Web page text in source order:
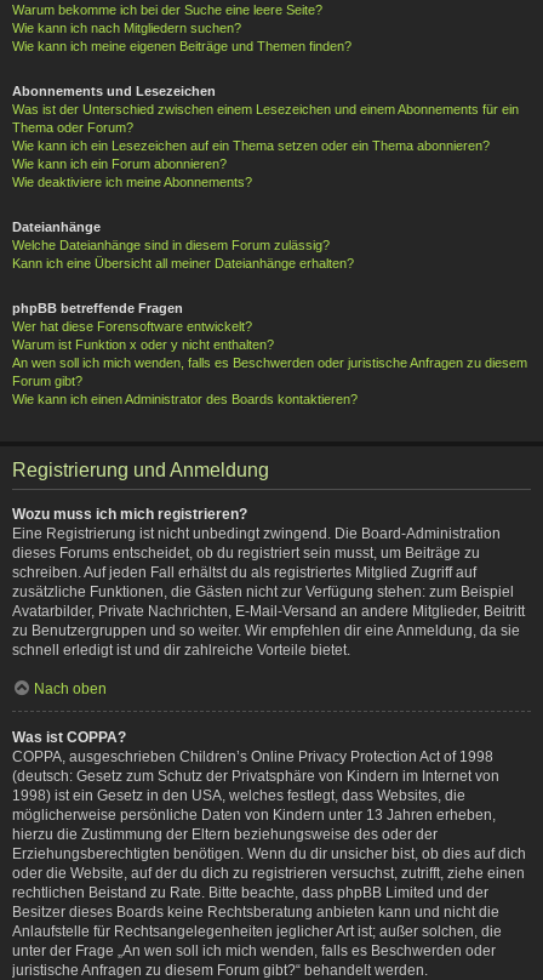
Warum bekomme ich bei der Suche eine leere Seite?
Wie kann ich nach Mitgliedern suchen?
Wie kann ich meine eigenen Beiträge und Themen finden?
Abonnements und Lesezeichen
Was ist der Unterschied zwischen einem Lesezeichen und einem Abonnements für ein
Thema oder Forum?
Wie kann ich ein Lesezeichen auf ein Thema setzen oder ein Thema abonnieren?
Wie kann ich ein Forum abonnieren?
Wie deaktiviere ich meine Abonnements?
Dateianhänge
Welche Dateianhänge sind in diesem Forum zulässig?
Kann ich eine Übersicht all meiner Dateianhänge erhalten?
phpBB betreffende Fragen
Wer hat diese Forensoftware entwickelt?
Warum ist Funktion x oder y nicht enthalten?
An wen soll ich mich wenden, falls es Beschwerden oder juristische Anfragen zu diesem
Forum gibt?
Wie kann ich einen Administrator des Boards kontaktieren?
Registrierung und Anmeldung
Wozu muss ich mich registrieren?
Eine Registrierung ist nicht unbedingt zwingend. Die Board-Administration
dieses Forums entscheidet, ob du registriert sein musst, um Beiträge zu
schreiben. Auf jeden Fall erhältst du als registriertes Mitglied Zugriff auf
zusätzliche Funktionen, die Gästen nicht zur Verfügung stehen: zum Beispiel
Avatarbilder, Private Nachrichten, E-Mail-Versand an andere Mitglieder, Beitritt
zu Benutzergruppen und so weiter. Wir empfehlen dir eine Anmeldung, da sie
schnell erledigt ist und dir zahlreiche Vorteile bietet.
Nach oben
Was ist COPPA?
COPPA, ausgeschrieben Children’s Online Privacy Protection Act of 1998
(deutsch: Gesetz zum Schutz der Privatsphäre von Kindern im Internet von
1998) ist ein Gesetz in den USA, welches festlegt, dass Websites, die
möglicherweise persönliche Daten von Kindern unter 13 Jahren erheben,
hierzu die Zustimmung der Eltern beziehungsweise des oder der
Erziehungsberechtigten benötigen. Wenn du dir unsicher bist, ob dies auf dich
oder die Website, auf der du dich zu registrieren versuchst, zutrifft, ziehe einen
rechtlichen Beistand zu Rate. Bitte beachte, dass phpBB Limited und der
Besitzer dieses Boards keine Rechtsberatung anbieten kann und nicht die
Anlaufstelle für Rechtsangelegenheiten jeglicher Art ist; außer solchen, die
unter der Frage „An wen soll ich mich wenden, falls es Beschwerden oder
juristische Anfragen zu diesem Forum gibt?“ behandelt werden.